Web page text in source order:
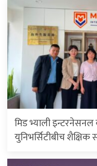
मिड भ्याली
युनिभर्सिटीबीच शैक्षिक